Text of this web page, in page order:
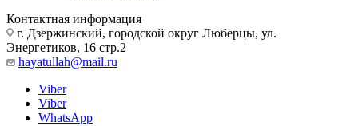
Контактная информация
г. Дзержинский, городской округ Люберцы, ул.
Энергетиков, 16 стр.2
hayatullah@mail.ru
Viber
Viber
WhatsApp